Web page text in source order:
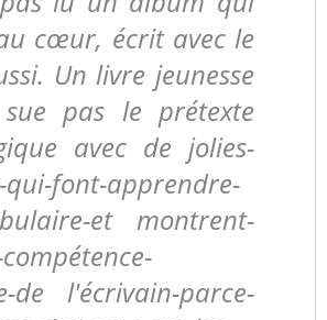
cœur, écrit avec le
Un livre jeunesse
pas le prétexte
avec de jolies-
qui-font-apprendre-
et montrent-
de l'écrivain-parce-